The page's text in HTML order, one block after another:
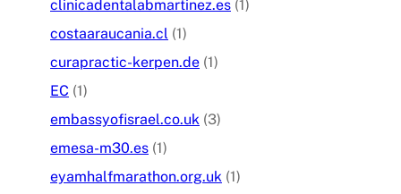
clinicadentalabmartinez.es (1)
costaaraucania.cl (1)
curapractic-kerpen.de (1)
EC (1)
embassyofisrael.co.uk (3)
emesa-m30.es (1)
eyamhalfmarathon.org.uk (1)